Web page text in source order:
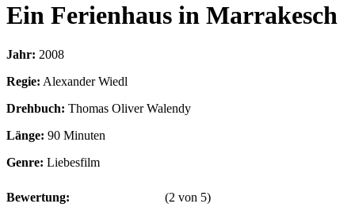
Ein Ferienhaus in Marrakesch
Jahr: 2008
Regie: Alexander Wiedl
Drehbuch: Thomas Oliver Walendy
Länge: 90 Minuten
Genre: Liebesfilm
Bewertung: (2 von 5)